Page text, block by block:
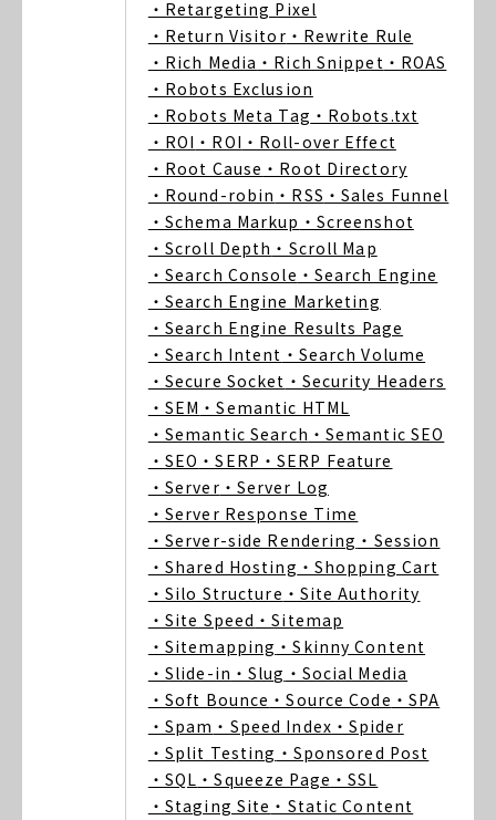
・Retargeting Pixel
・Return Visitor ・Rewrite Rule
・Rich Media ・Rich Snippet ・ROAS
・Robots Exclusion
・Robots Meta Tag ・Robots.txt
・ROI ・ROI ・Roll-over Effect
・Root Cause ・Root Directory
・Round-robin ・RSS ・Sales Funnel
・Schema Markup ・Screenshot
・Scroll Depth ・Scroll Map
・Search Console ・Search Engine
・Search Engine Marketing
・Search Engine Results Page
・Search Intent ・Search Volume
・Secure Socket ・Security Headers
・SEM ・Semantic HTML
・Semantic Search ・Semantic SEO
・SEO ・SERP ・SERP Feature
・Server ・Server Log
・Server Response Time
・Server-side Rendering ・Session
・Shared Hosting ・Shopping Cart
・Silo Structure ・Site Authority
・Site Speed ・Sitemap
・Sitemapping ・Skinny Content
・Slide-in ・Slug ・Social Media
・Soft Bounce ・Source Code ・SPA
・Spam ・Speed Index ・Spider
・Split Testing ・Sponsored Post
・SQL ・Squeeze Page ・SSL
・Staging Site ・Static Content